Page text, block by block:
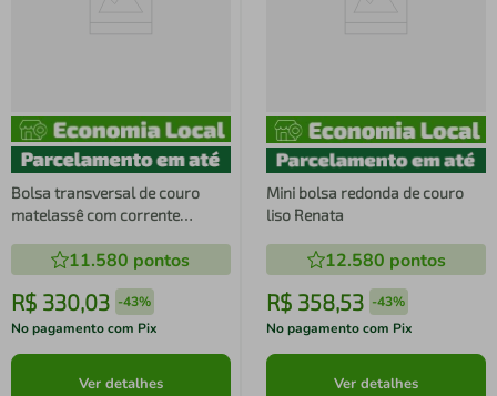
Bolsa transversal de couro
matelassê com corrente
11.580 pontos
R$ 330,03 -43%
No pagamento com Pix
Ver detalhes
Mini bolsa redonda de couro
liso Renata
12.580 pontos
R$ 358,53 -43%
No pagamento com Pix
Ver detalhes